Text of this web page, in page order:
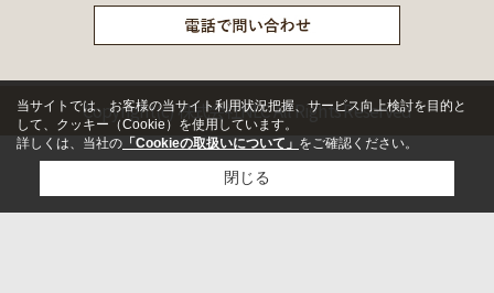
Copyright(c) 株式会社NLC All Rights Reserved
当サイトでは、お客様の当サイト利用状況把握、サービス向上検討を目的と
して、クッキー（Cookie）を使用しています。
詳しくは、当社の 「Cookieの取扱いについて」 をご確認ください。
閉じる